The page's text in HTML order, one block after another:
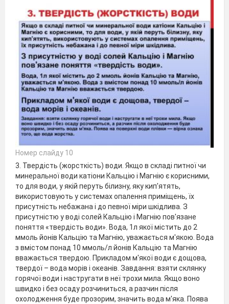
Номер слайду 10
3. Твердість (жорсткість) води. Якщо в складі питної чи
минеральної води катіони Кальцію і Магнію є корисними,
то для води, у якій перуть білизну, яку кип'ятять,
використовують у системах опалення приміщень, їх
присутність небажана і до певної міри шкідлива. З
присутністю у воді солей Кальцію і Магнію пов'язане
поняття «твердість води». Вода, 1л якої містить до 2
ммоль йонів Кальцію та Магнію, уважається м'якою. Вода
з вмістом понад 10 ммоль/л йонів Кальцію та Магнію
вважається твердою. Прикладом м'якої води є дощова,
твердої – вода морів і океанів. Завдання: взяти склянку
горячої води і настругати в неї трохи мила. Якщо воно
швидко і без осаду розчиниться, а разчин після
охолодження буде прозорим, значить вода м'яка. Поява